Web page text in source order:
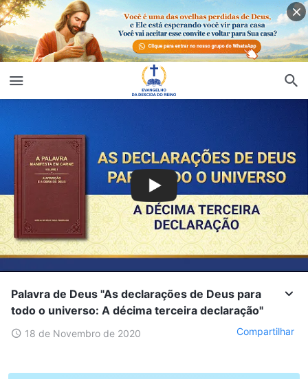
Palavra de Deus "As declarações de Deus para
todo o universo: A décima terceira declaração"
18 de Novembro de 2020 Compartilhar